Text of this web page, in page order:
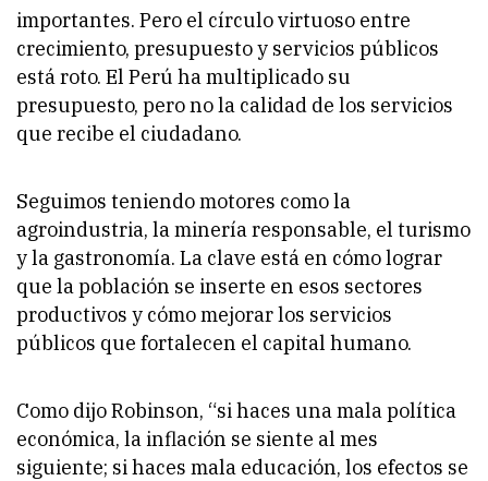
importantes. Pero el círculo virtuoso entre
crecimiento, presupuesto y servicios públicos
está roto. El Perú ha multiplicado su
presupuesto, pero no la calidad de los servicios
que recibe el ciudadano.
Seguimos teniendo motores como la
agroindustria, la minería responsable, el turismo
y la gastronomía. La clave está en cómo lograr
que la población se inserte en esos sectores
productivos y cómo mejorar los servicios
públicos que fortalecen el capital humano.
Como dijo Robinson, “si haces una mala política
económica, la inflación se siente al mes
siguiente; si haces mala educación, los efectos se